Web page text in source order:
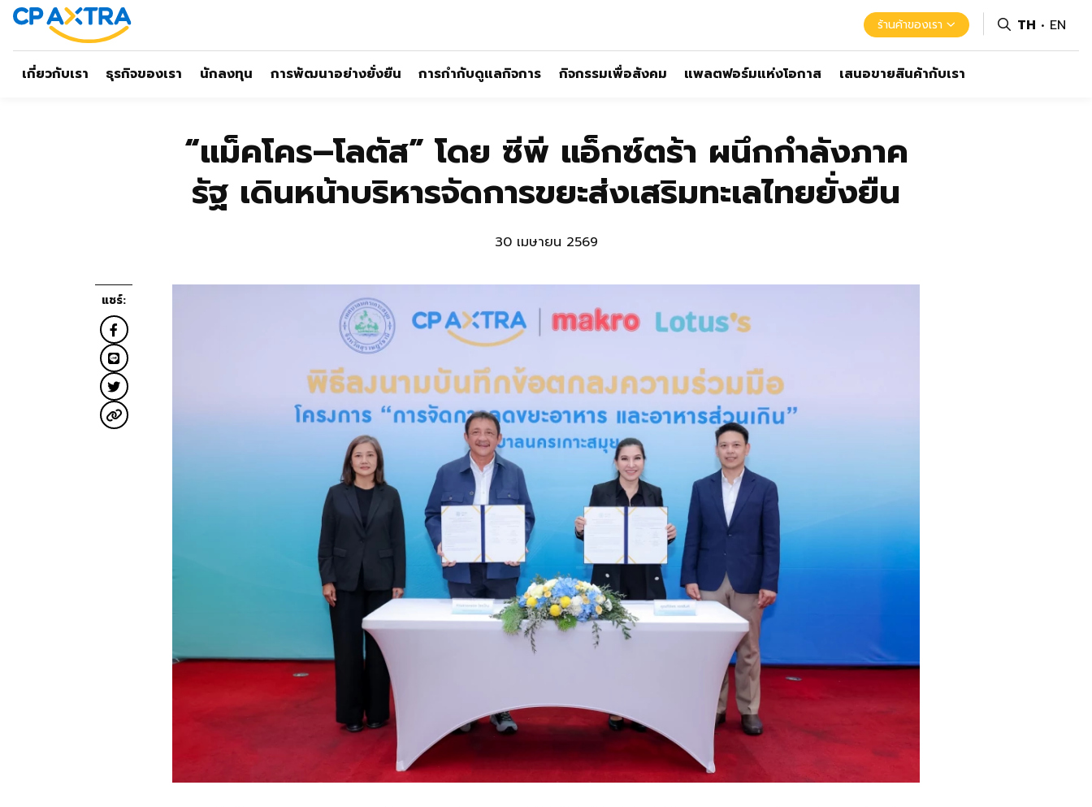
เกี่ยวกับเรา ธุรกิจของเรา นักลงทุน การพัฒนาอย่างยั่งยืน การกำกับดูแลกิจการ กิจกรรมเพื่อสังคม แพลตฟอร์มแห่งโอกาส เสนอขายสินค้ากับเรา
ร้านค้าของเรา TH EN
“แม็คโคร–โลตัส” โดย ซีพี แอ็กซ์ตร้า ผนึกกำลังภาค
รัฐ เดินหน้าบริหารจัดการขยะส่งเสริมทะเลไทยยั่งยืน
30 เมษายน 2569
แชร์: